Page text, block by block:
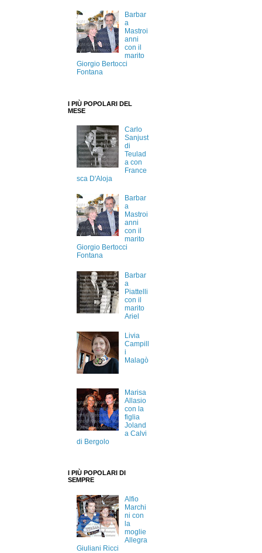
Barbar
a
Mastroi
anni
con il
marito
Giorgio Bertocci
Fontana
I PIÙ POPOLARI DEL
MESE
Carlo
Sanjust
di
Teulad
a con
France
sca D'Aloja
Barbar
a
Mastroi
anni
con il
marito
Giorgio Bertocci
Fontana
Barbar
a
Piattelli
con il
marito
Ariel
Livia
Campill
i
Malagò
Marisa
Allasio
con la
figlia
Joland
a Calvi
di Bergolo
I PIÙ POPOLARI DI
SEMPRE
Alfio
Marchi
ni con
la
moglie
Allegra
Giuliani Ricci